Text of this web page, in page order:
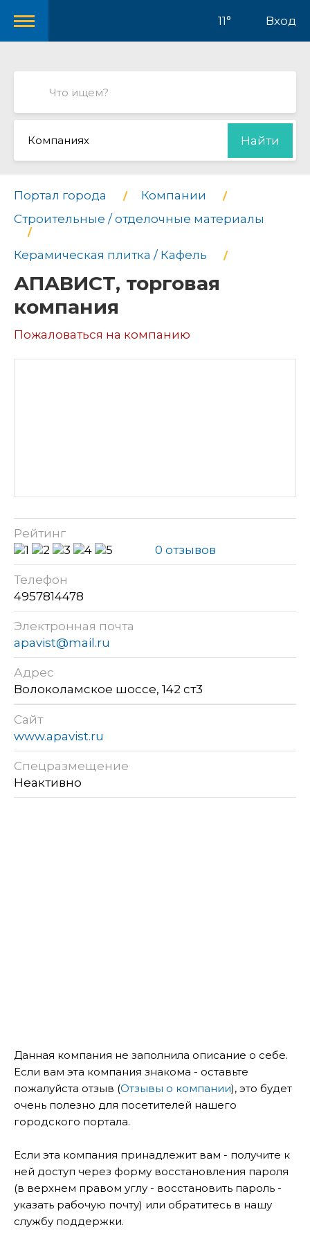
11° Вход
Компаниях Найти
Портал города
Компании
Строительные / отделочные материалы
Керамическая плитка / Кафель
АПАВИСТ, торговая
компания
Пожаловаться на компанию
Рейтинг
0 отзывов
Телефон
4957814478
Электронная почта
apavist@mail.ru
Адрес
Волоколамское шоссе, 142 ст3
Сайт
www.apavist.ru
Спецразмещение
Неактивно
Данная компания не заполнила описание о себе.
Если вам эта компания знакома - оставьте
пожалуйста отзыв (Отзывы о компании), это будет
очень полезно для посетителей нашего
городского портала.
Если эта компания принадлежит вам - получите к
ней доступ через форму восстановления пароля
(в верхнем правом углу - восстановить пароль -
указать рабочую почту) или обратитесь в нашу
службу поддержки.